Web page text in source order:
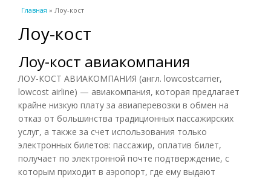
Вы здесь
Главная » Лоу-кост
Лоу-кост
Лоу-кост авиакомпания
ЛОУ-КОСТ АВИАКОМПАНИЯ (англ. lowcostcarrier,
lowcost airline) — авиакомпания, которая предлагает
крайне низкую плату за авиаперевозки в обмен на
отказ от большинства традиционных пассажирских
услуг, а также за счет использования только
электронных билетов: пассажир, оплатив билет,
получает по электронной почте подтверждение, с
которым приходит в аэропорт, где ему выдают